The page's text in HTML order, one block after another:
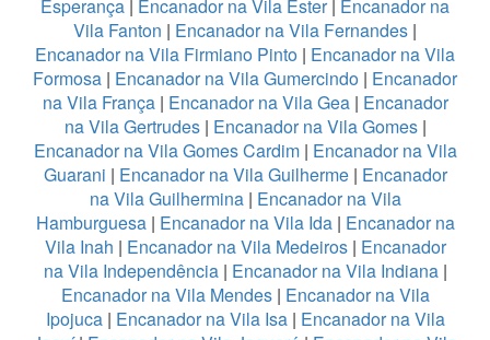
Esperança | Encanador na Vila Ester| Encanador na
Vila Fanton | Encanador na Vila Fernandes |
Encanador na Vila Firmiano Pinto | Encanador na Vila
Formosa | Encanador na Vila Gumercindo | Encanador
na Vila França| Encanador na Vila Gea| Encanador
na Vila Gertrudes| Encanador na Vila Gomes|
Encanador na Vila Gomes Cardim| Encanador na Vila
Guarani | Encanador na Vila Guilherme| Encanador
na Vila Guilhermina| Encanador na Vila
Hamburguesa| Encanador na Vila Ida| Encanador na
Vila Inah | Encanador na Vila Medeiros| Encanador
na Vila Independência| Encanador na Vila Indiana|
Encanador na Vila Mendes| Encanador na Vila
Ipojuca| Encanador na Vila Isa| Encanador na Vila